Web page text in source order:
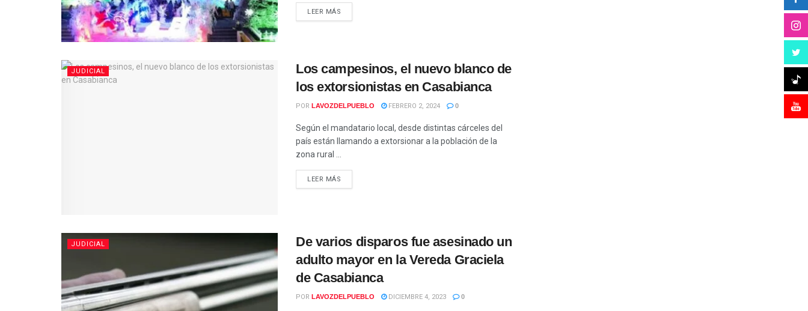
LEER MÁS
JUDICIAL
Los campesinos, el nuevo blanco de
los extorsionistas en Casabianca
POR LAVOZDELPUEBLO FEBRERO 2, 2024 0
Según el mandatario local, desde distintas cárceles del
país están llamando a extorsionar a la población de la
zona rural ...
LEER MÁS
JUDICIAL
De varios disparos fue asesinado un
adulto mayor en la Vereda Graciela
de Casabianca
POR LAVOZDELPUEBLO DICIEMBRE 4, 2023 0